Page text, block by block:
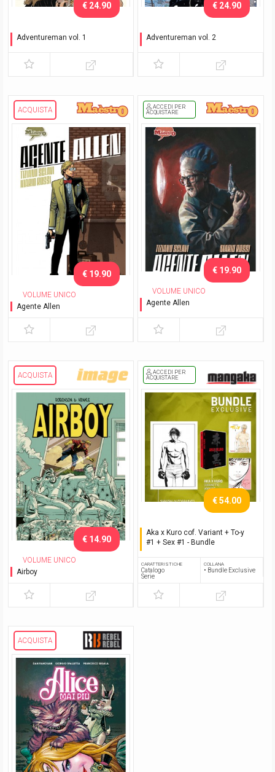
Adventureman vol. 1
succede dopo
€ 24.90
Adventureman vol. 2
€ 24.90
ACQUISTA
VOLUME UNICO
Agente Allen
€ 19.90
ACCEDI PER
ACQUISTARE
VOLUME UNICO
Agente Allen
€ 19.90
ACQUISTA
VOLUME UNICO
Airboy
€ 14.90
ACCEDI PER
ACQUISTARE
Aka x Kuro cof. Variant + To-y
#1 + Sex #1 - Bundle
€ 54.00
CARATTERISTICHE
Catalogo
Serie
COLLANA
• Bundle Exclusive
ACQUISTA